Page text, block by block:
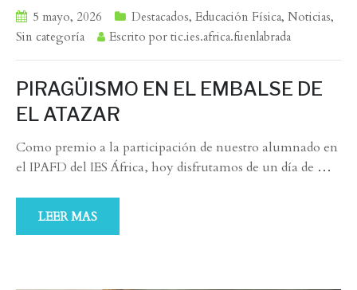
5 mayo, 2026 Destacados, Educación Física, Noticias,
Sin categoría
Escrito por tic.ies.africa.fuenlabrada
PIRAGÜISMO EN EL EMBALSE DE
EL ATAZAR
Como premio a la participación de nuestro alumnado en
el IPAFD del IES África, hoy disfrutamos de un día de …
LEER MAS